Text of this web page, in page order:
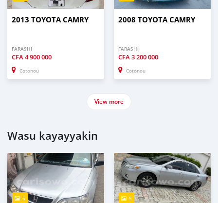
2013 TOYOTA CAMRY
FARASHI
CFA4 900 000
Cotonou
2008 TOYOTA CAMRY
FARASHI
CFA3 200 000
Cotonou
View more
Wasu kayayyakin
5 5